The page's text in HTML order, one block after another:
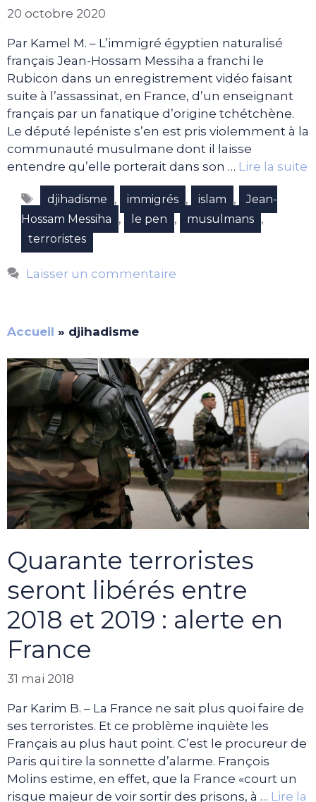
20 octobre 2020
Par Kamel M. – L’immigré égyptien naturalisé
français Jean-Hossam Messiha a franchi le
Rubicon dans un enregistrement vidéo faisant
suite à l’assassinat, en France, d’un enseignant
français par un fanatique d’origine tchétchène.
Le député lepéniste s’en est pris violemment à la
communauté musulmane dont il laisse
entendre qu’elle porterait dans son … Lire la suite
Étiquettes
djihadisme , immigrés , islam ,
Jean-
Hossam Messiha
, le pen , musulmans ,
terroristes
Laisser un commentaire
Accueil » djihadisme
Quarante terroristes
seront libérés entre
2018 et 2019 : alerte en
France
31 mai 2018
Par Karim B. – La France ne sait plus quoi faire de
ses terroristes. Et ce problème inquiète les
Français au plus haut point. C’est le procureur de
Paris qui tire la sonnette d’alarme. François
Molins estime, en effet, que la France «court un
risque majeur de voir sortir des prisons, à … Lire la